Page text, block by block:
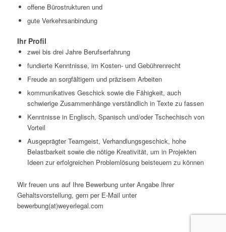
offene Bürostrukturen und
gute Verkehrsanbindung
Ihr Profil
zwei bis drei Jahre Berufserfahrung
fundierte Kenntnisse, im Kosten- und Gebührenrecht
Freude an sorgfältigem und präzisem Arbeiten
kommunikatives Geschick sowie die Fähigkeit, auch
schwierige Zusammenhänge verständlich in Texte zu fassen
Kenntnisse in Englisch, Spanisch und/oder Tschechisch von
Vorteil
Ausgeprägter Teamgeist, Verhandlungsgeschick, hohe
Belastbarkeit sowie die nötige Kreativität, um in Projekten
Ideen zur erfolgreichen Problemlösung beisteuern zu können
Wir freuen uns auf Ihre Bewerbung unter Angabe Ihrer
Gehaltsvorstellung, gern per E-Mail unter
bewerbung(at)weyerlegal.com